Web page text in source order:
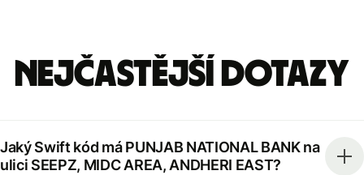
Nejčastější dotazy
Jaký Swift kód má PUNJAB NATIONAL BANK na
ulici SEEPZ, MIDC AREA, ANDHERI EAST?